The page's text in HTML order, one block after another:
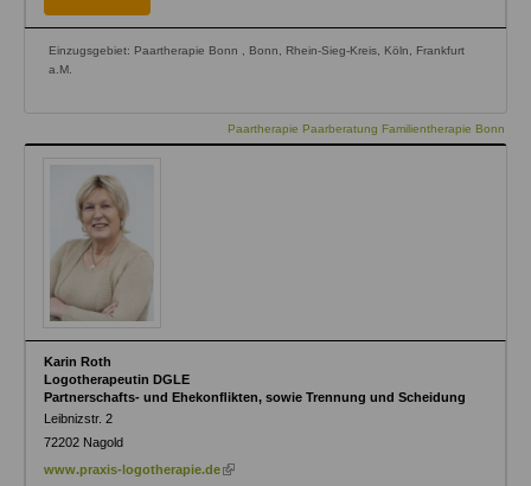
Einzugsgebiet: Paartherapie Bonn , Bonn, Rhein-Sieg-Kreis, Köln, Frankfurt
a.M.
Paartherapie Paarberatung Familientherapie Bonn
Karin Roth
Logotherapeutin DGLE
Partnerschafts- und Ehekonﬂikten, sowie Trennung und Scheidung
Leibnizstr. 2
72202 Nagold
www.praxis-logotherapie.de (link